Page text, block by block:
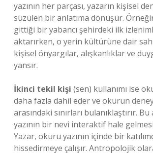
yazının her parçası, yazarın kişisel
süzülen bir anlatıma dönüşür.
gittiği bir yabancı şehirdeki ilk
aktarırken, o yerin kültürüne dair
kişisel önyargılar, alışkanlıklar ve
yansır.
İkinci tekil kişi (sen) kullanımı ise
daha fazla dahil eder ve okurun
arasındaki sınırları bulanıklaştırır. Bu
yazının bir nevi interaktif hale
Yazar, okuru yazının içinde bir
hissedirmeye çalışır. Antropolojik